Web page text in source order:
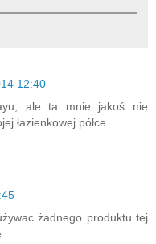
12:40
ale ta mnie jakoś nie
łazienkowej półce.
żadnego produktu tej